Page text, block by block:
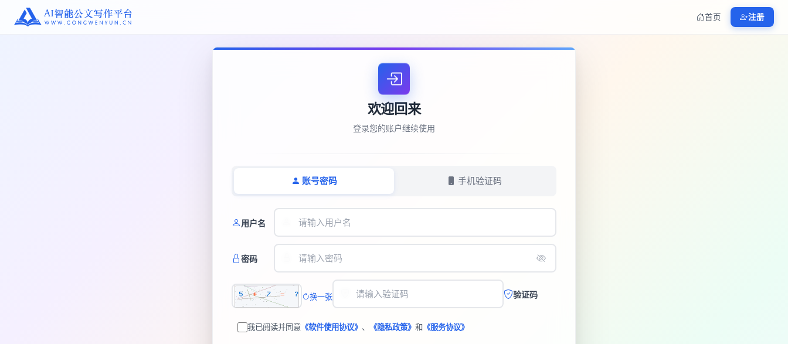
首页 注册
欢迎回来
登录您的账户继续使用
账号密码 手机验证码
用户名
密码
换一张 验证码
我已阅读并同意 《软件使用协议》 、 《隐私政策》 和 《服务协议》